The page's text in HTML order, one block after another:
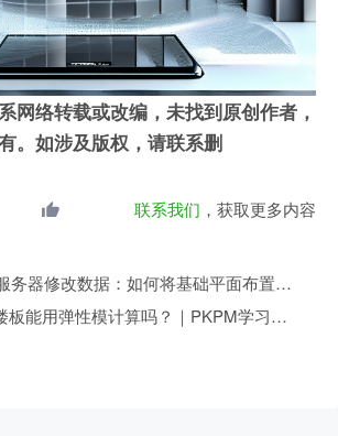
网络转载或改编，未找到原创作者，
。如涉及版权，请联系删
联系我们 ，获取更多内容
PKPM服务器修改数据：如何将基础平面布置图中的基础变成联合基础？应该在Satwe里改哪些数据？
Satwe楼板能用弹性模计算吗？｜PKPM学习笔记，或许半辈子都能用上